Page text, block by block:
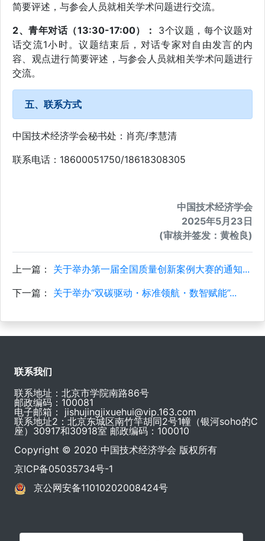
简要评述，与参会人员就相关学术问题进行交流。
2、青年对话（13:30-17:00）：
3个议题，每个议题对
话交流1小时。议题结束后，对话专家对自由发言的内
容、观点进行简要评述，与参会人员就相关学术问题进行
交流。
五、联系方式
中国技术经济学会秘书处：肖亮/李慧清
联系电话：18600051750/18618308305
中国技术经济学会
2025年5月23日
(审核并签发：黄检良)
上一篇：
关于举办第一届全国质量创新案例大赛的通知...
下一篇：
关于举办“双碳驱动・标准领航・数智赋能”...
联系我们
联系地址：北京市学院南路86号
邮政编码：100081
电子邮箱：
jishujingjixuehui@vip.163.com
联系地址2：北京东城区南竹竿胡同2号1幢（银河soho的C
座）30917和30918室 邮政编码：100010
Copyright © 2020 中国技术经济学会 版权所有
京ICP备05035734号-1
京公网安备11010202008424号